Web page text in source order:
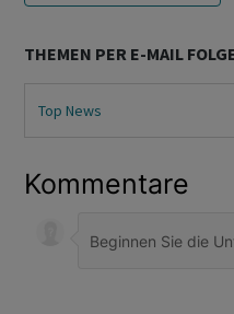
THEMEN PER E-MAIL
Top News
Kommentare